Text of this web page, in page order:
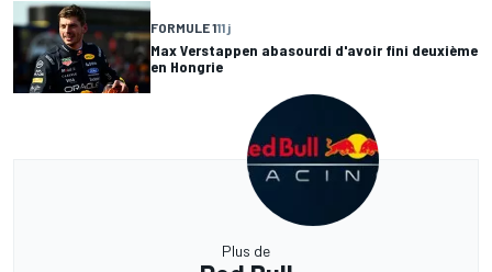
FORMULE 111 j
Max Verstappen abasourdi d'avoir fini deuxième
en Hongrie
Plus de